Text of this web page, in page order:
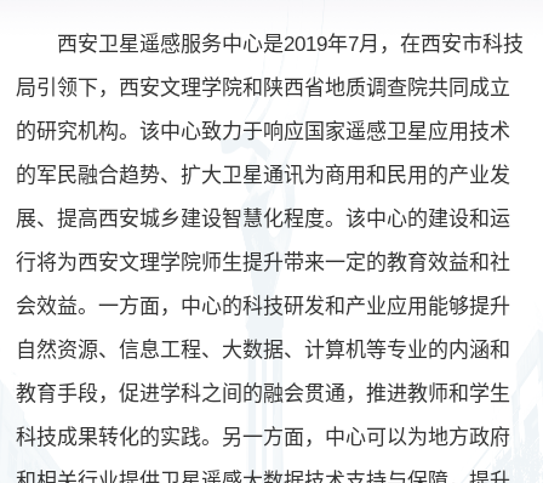
西安卫星遥感服务中心是2019年7月，在西安市科技
局引领下，西安文理学院和陕西省地质调查院共同成立
的研究机构。该中心致力于响应国家遥感卫星应用技术
的军民融合趋势、扩大卫星通讯为商用和民用的产业发
展、提高西安城乡建设智慧化程度。该中心的建设和运
行将为西安文理学院师生提升带来一定的教育效益和社
会效益。一方面，中心的科技研发和产业应用能够提升
自然资源、信息工程、大数据、计算机等专业的内涵和
教育手段，促进学科之间的融会贯通，推进教师和学生
科技成果转化的实践。另一方面，中心可以为地方政府